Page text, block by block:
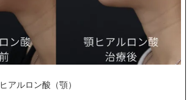
ヒアルロン酸（顎）